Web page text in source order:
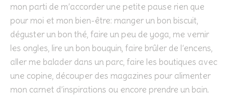
mon parti de m’accorder une petite pause rien que
pour moi et mon bien-être: manger un bon biscuit,
déguster un bon thé, faire un peu de yoga, me vernir
les ongles, lire un bon bouquin, faire brûler de l’encens,
aller me balader dans un parc, faire les boutiques avec
une copine, découper des magazines pour alimenter
mon carnet d’inspirations ou encore prendre un bain.